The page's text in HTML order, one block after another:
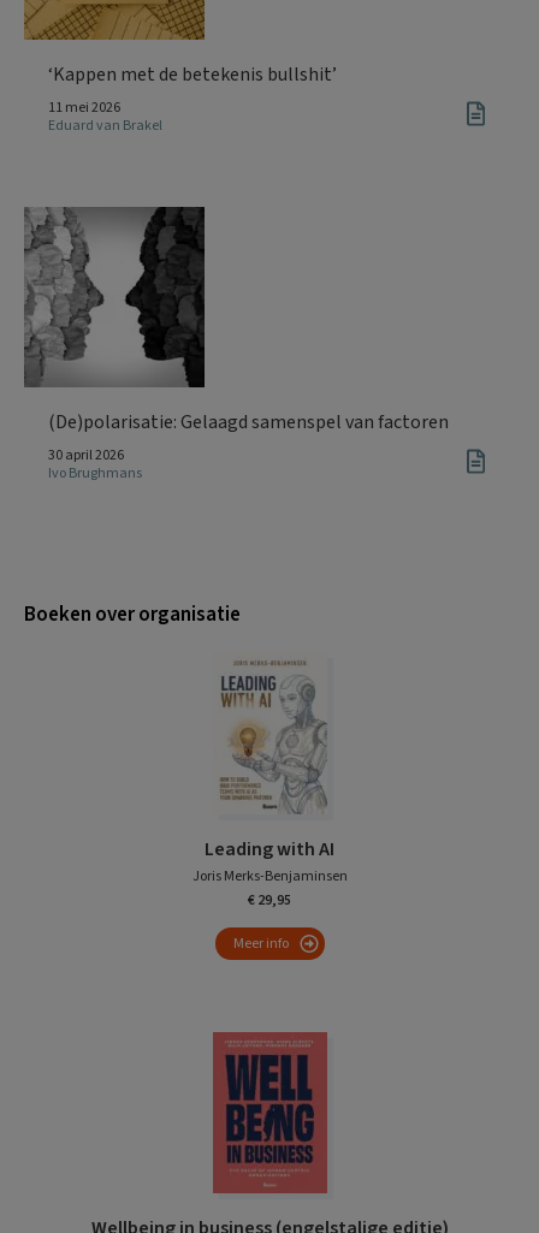
‘Kappen met de betekenis bullshit’
11 mei 2026
Eduard van Brakel
(De)polarisatie: Gelaagd samenspel van factoren
30 april 2026
Ivo Brughmans
Boeken over organisatie
Leading with AI
Joris Merks-Benjaminsen
€ 29,95
Meer info